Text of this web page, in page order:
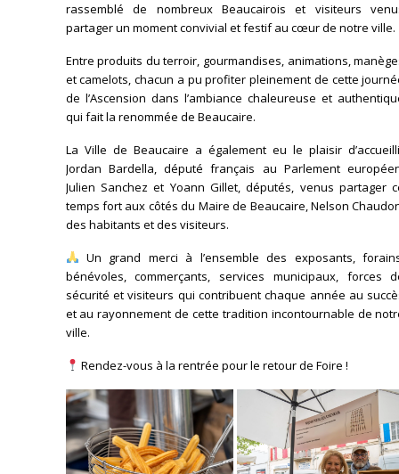
rassemblé de nombreux Beaucairois et visiteurs
partager un moment convivial et festif au cœur de notre ville.
Entre produits du terroir, gourmandises, animations,
et camelots, chacun a pu profiter pleinement de cette
de l’Ascension dans l’ambiance chaleureuse et
qui fait la renommée de Beaucaire.
La Ville de Beaucaire a également eu le plaisir
Jordan Bardella, député français au Parlement
Julien Sanchez et Yoann Gillet, députés, venus partager
temps fort aux côtés du Maire de Beaucaire, Nelson
des habitants et des visiteurs.
Un grand merci à l’ensemble des exposants,
bénévoles, commerçants, services municipaux, forces
sécurité et visiteurs qui contribuent chaque année au
et au rayonnement de cette tradition incontournable de
ville.
Rendez-vous à la rentrée pour le retour de Foire !